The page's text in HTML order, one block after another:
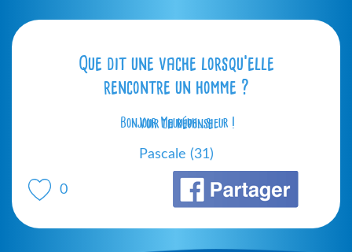
Que dit une vache lorsqu’elle
rencontre un homme ?
Voir la réponse
Bonjour Meuuuuh…sieur !
0
Pascale (31)